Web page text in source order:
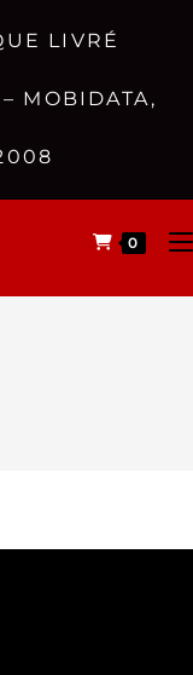
LIVRÉ
MOBIDATA,
0